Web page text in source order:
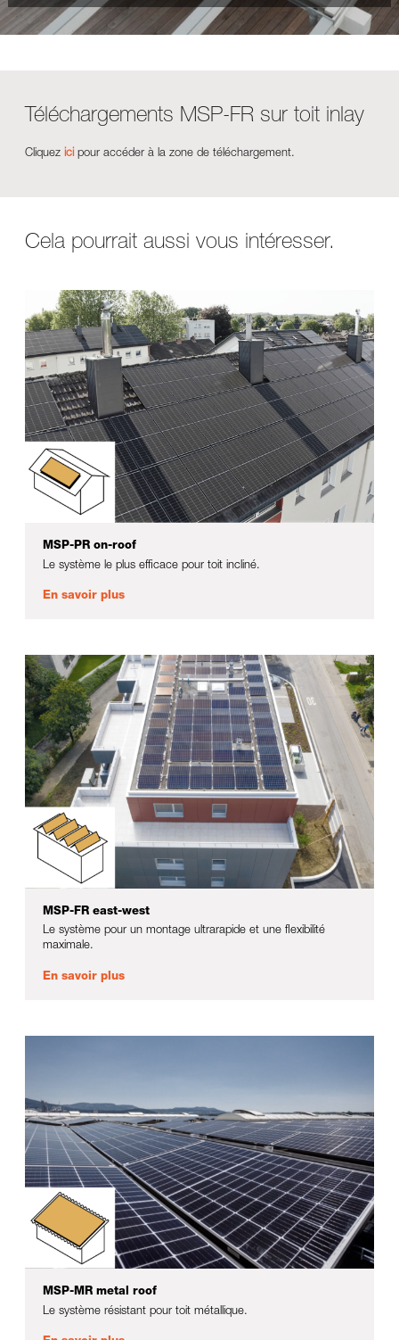
Téléchargements MSP-FR sur toit inlay
Cliquez icipour accéder à la zone de téléchargement.
Cela pourrait aussi vous intéresser.
MSP-PR on-roof
Le système le plus efficace pour toit incliné.
En savoir plus
MSP-FR east-west
Le système pour un montage ultrarapide et une flexibilité
maximale.
En savoir plus
MSP-MR metal roof
Le système résistant pour toit métallique.